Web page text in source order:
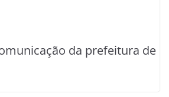
da prefeitura de